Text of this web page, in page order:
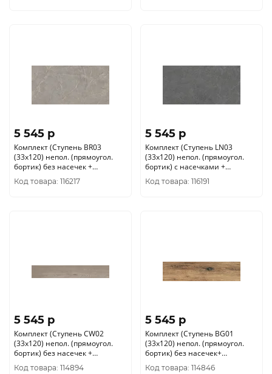
5 545 p
Комплект (Ступень BR03
(33x120) непол. (прямоугол.
бортик) без насечек +
Подступенок (14, 5x120))
Код товара: 116217
5 545 p
Комплект (Ступень LN03
(33x120) непол. (прямоугол.
бортик) с насечками +
Подступенок (14, 5x120))
Код товара: 116191
5 545 p
Комплект (Ступень CW02
(33x120) непол. (прямоугол.
бортик) без насечек +
Подступенок (14, 5x120))
Код товара: 114894
5 545 p
Комплект (Ступень BG01
(33x120) непол. (прямоугол.
бортик) без насечек+
Подступенок (14, 5x120))
Код товара: 114846